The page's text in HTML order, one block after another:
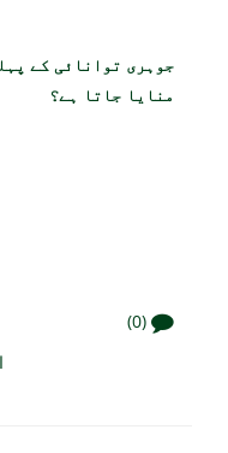
جوہری توانائی کے
منایا جاتا ہے؟
(0)